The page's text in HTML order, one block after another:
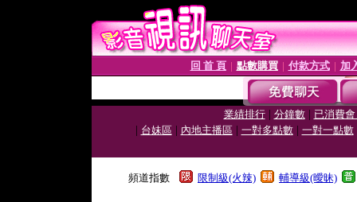
回 首 頁 點數購買│ 付款方式│ 加
業績排行| 分鐘數| 已消費
| 台妹區| 內地主播區| 一對多點數| 一對一點數
頻道指數 限制級(火辣) 輔導級(曖昧)